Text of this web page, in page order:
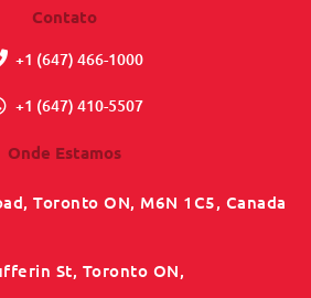
Contato
+1 (647) 466-1000
+1 (647) 410-5507
Onde Estamos
Toronto ON, M6N 1C5, Canada
St, Toronto ON,